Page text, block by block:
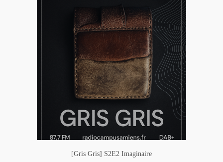
[Gris Gris] S2E2 Imaginaire